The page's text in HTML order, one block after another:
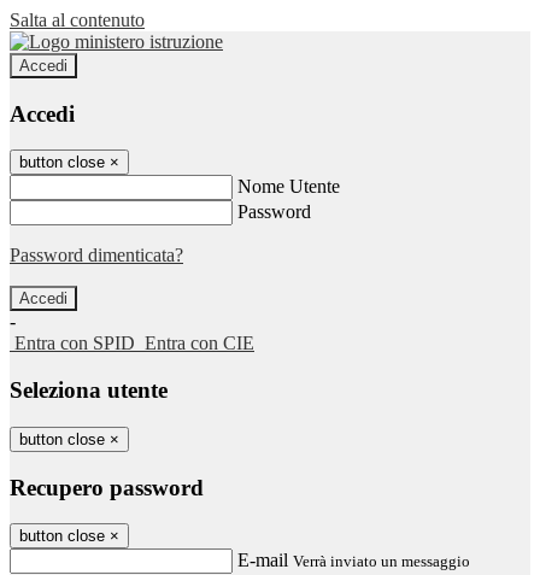
Salta al contenuto
Accedi
Accedi
button close ×
Nome Utente
Password
Password dimenticata?
-
Entra con SPID Entra con CIE
Seleziona utente
button close ×
Recupero password
button close ×
E-mail Verrà inviato un messaggio